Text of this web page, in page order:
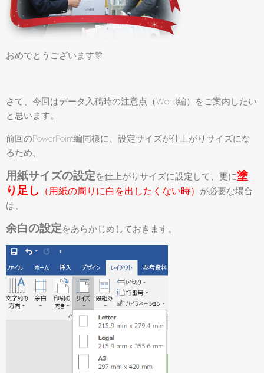
おめでとうございます🎊
さて、今回はデータ入稿時の注意点（Word編）をご案内したい
と思います。
前回のPowerPoint編同様に、設定サイズが仕上がりサイズにな
るため、
用紙サイズの設定を仕上がりサイズに設定して、更に塗
り足し
（用紙の周りに白を出したくない時） が必要な場合
は、
余白の設定をあらかじめしておきます。